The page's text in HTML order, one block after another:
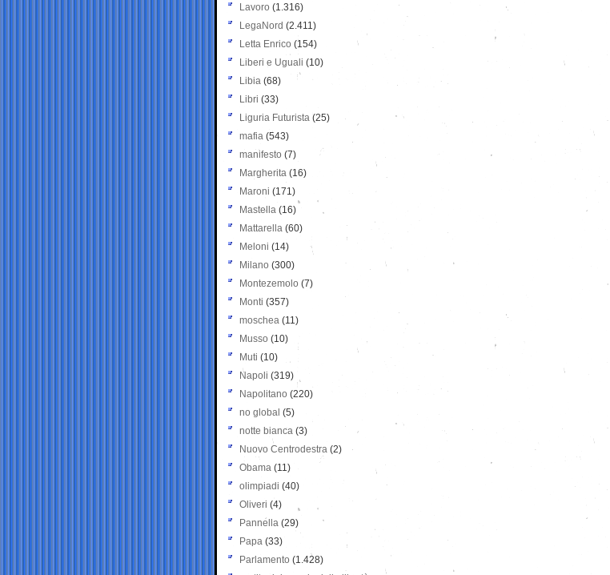
Lavoro (1.316)
LegaNord (2.411)
Letta Enrico (154)
Liberi e Uguali (10)
Libia (68)
Libri (33)
Liguria Futurista (25)
mafia (543)
manifesto (7)
Margherita (16)
Maroni (171)
Mastella (16)
Mattarella (60)
Meloni (14)
Milano (300)
Montezemolo (7)
Monti (357)
moschea (11)
Musso (10)
Muti (10)
Napoli (319)
Napolitano (220)
no global (5)
notte bianca (3)
Nuovo Centrodestra (2)
Obama (11)
olimpiadi (40)
Oliveri (4)
Pannella (29)
Papa (33)
Parlamento (1.428)